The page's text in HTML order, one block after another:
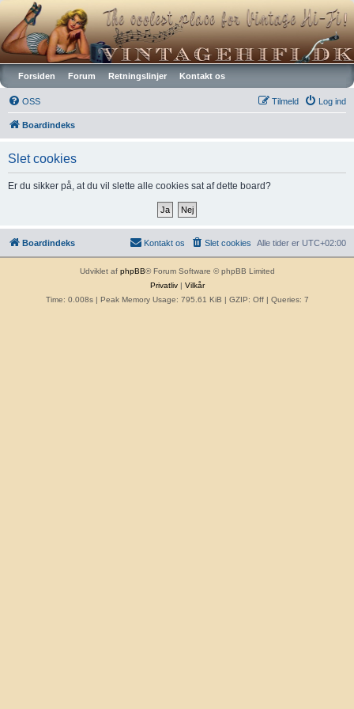
Vintagehifi.dk
Forsiden Forum Retningslinjer Kontakt os
OSS Log ind
Tilmeld
Boardindeks
Slet cookies
Er du sikker på, at du vil slette alle cookies sat af dette board?
Boardindeks Alle tider er UTC+02:00
Slet cookies
Kontakt os
Udviklet af phpBB® Forum Software © phpBB Limited
Privatliv| Vilkår
Time: 0.008s| Peak Memory Usage: 795.61 KiB | GZIP: Off | Queries: 7